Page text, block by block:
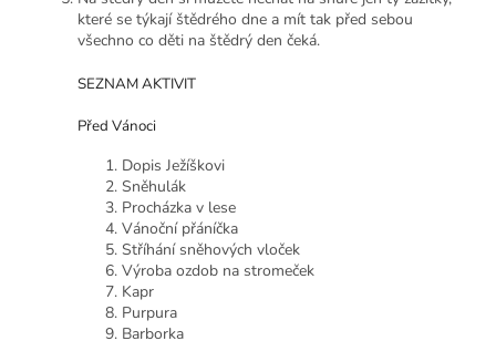
které se týkají štědrého dne a mít tak před sebou
všechno co děti na štědrý den čeká.
SEZNAM AKTIVIT
Před Vánoci
Dopis Ježíškovi
Sněhulák
Procházka v lese
Vánoční přáníčka
Stříhání sněhových vloček
Výroba ozdob na stromeček
Kapr
Purpura
Barborka